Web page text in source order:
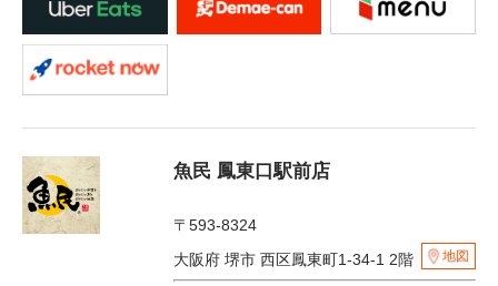
魚民 鳳東口駅前店
〒593-8324
大阪府 堺市 西区鳳東町1-34-1 2階
地図